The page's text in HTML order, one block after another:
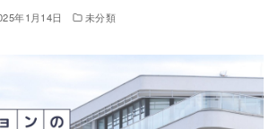
年1月14日 未分類